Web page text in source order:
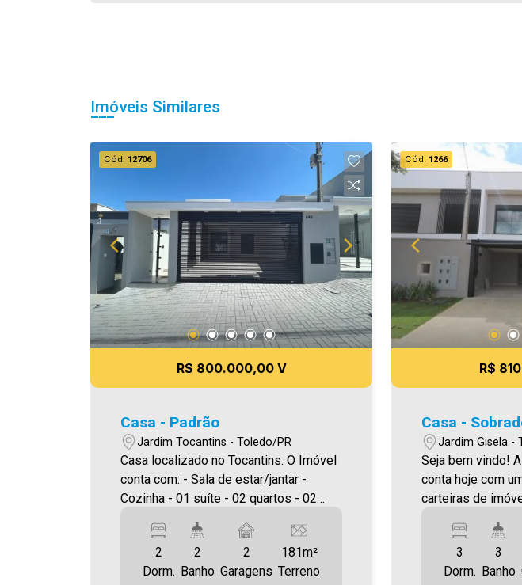
Imóveis Similares
Cód. 12706
R$ 800.000,00 V
Casa - Padrão
Jardim Tocantins - Toledo/PR
Casa localizado no Tocantins. O Imóvel
conta com: - Sala de estar/jantar -
Cozinha - 01 suíte - 02 quartos - 02
serviço - 02 vagas de garagem
paralelas - Churrasqueira - Pé direito
alto. Área construída 126,97 m² Área
2
Dorm.
2
Banho
2
Garagens
181m²
Terreno
Cód. 1266
R$
Casa -
Jardim Gisela -
Seja bem vindo! A Imobiliária Ativa
conta hoje com
carteiras de
venda. Confira
opções! `As
prestadas são
3
Dorm.
3
Banho